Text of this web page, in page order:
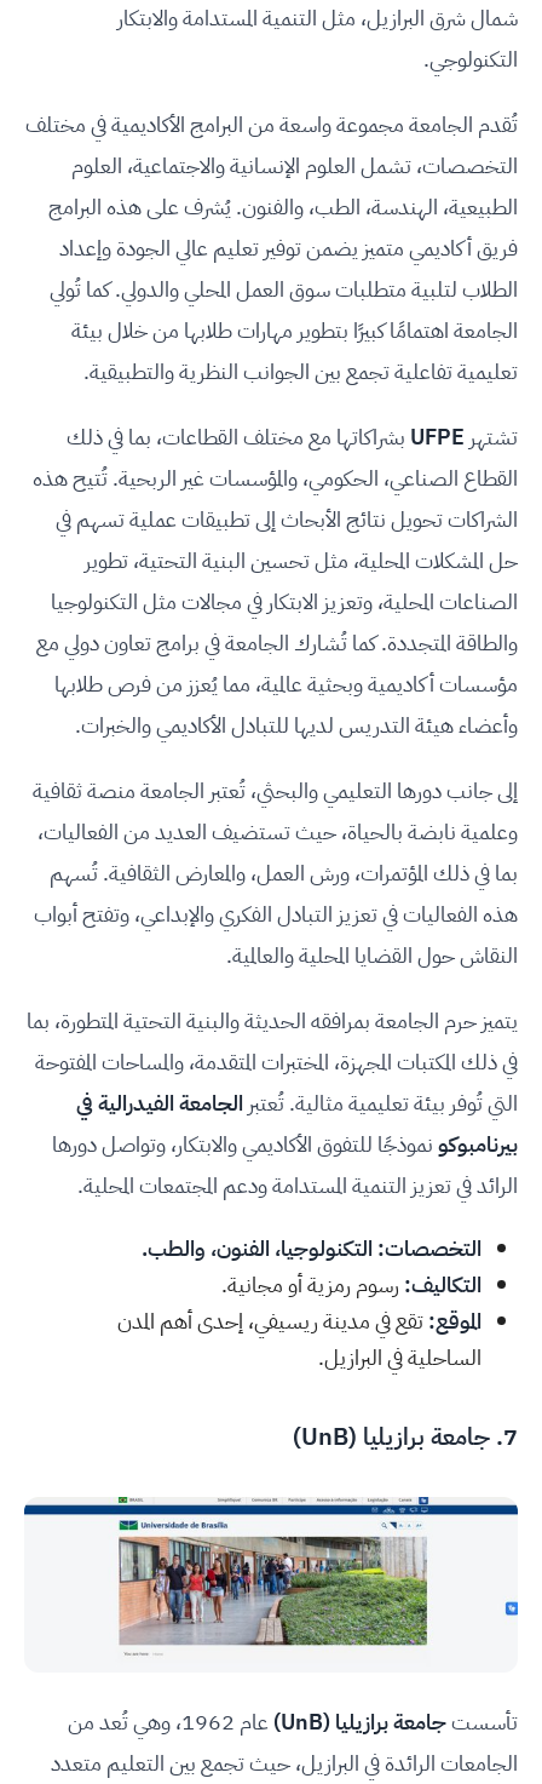
شمال شرق البرازيل، مثل التنمية المستدامة والابتكار
التكنولوجي.
تُقدم الجامعة مجموعة واسعة من البرامج الأكاديمية في مختلف
التخصصات، تشمل العلوم الإنسانية والاجتماعية، العلوم
الطبيعية، الهندسة، الطب، والفنون. يُشرف على هذه البرامج
فريق أكاديمي متميز يضمن توفير تعليم عالي الجودة وإعداد
الطلاب لتلبية متطلبات سوق العمل المحلي والدولي. كما تُولي
الجامعة اهتمامًا كبيرًا بتطوير مهارات طلابها من خلال بيئة
تعليمية تفاعلية تجمع بين الجوانب النظرية والتطبيقية.
تشتهر UFPE بشراكاتها مع مختلف القطاعات، بما في ذلك
القطاع الصناعي، الحكومي، والمؤسسات غير الربحية. تُتيح هذه
الشراكات تحويل نتائج الأبحاث إلى تطبيقات عملية تسهم في
حل المشكلات المحلية، مثل تحسين البنية التحتية، تطوير
الصناعات المحلية، وتعزيز الابتكار في مجالات مثل التكنولوجيا
والطاقة المتجددة. كما تُشارك الجامعة في برامج تعاون دولي مع
مؤسسات أكاديمية وبحثية عالمية، مما يُعزز من فرص طلابها
وأعضاء هيئة التدريس لديها للتبادل الأكاديمي والخبرات.
إلى جانب دورها التعليمي والبحثي، تُعتبر الجامعة منصة ثقافية
وعلمية نابضة بالحياة، حيث تستضيف العديد من الفعاليات،
بما في ذلك المؤتمرات، ورش العمل، والمعارض الثقافية. تُسهم
هذه الفعاليات في تعزيز التبادل الفكري والإبداعي، وتفتح أبواب
النقاش حول القضايا المحلية والعالمية.
يتميز حرم الجامعة بمرافقه الحديثة والبنية التحتية المتطورة، بما
في ذلك المكتبات المجهزة، المختبرات المتقدمة، والمساحات المفتوحة
التي تُوفر بيئة تعليمية مثالية. تُعتبر الجامعة الفيدرالية في
بيرنامبوكونموذجًا للتفوق الأكاديمي والابتكار، وتواصل دورها
الرائد في تعزيز التنمية المستدامة ودعم المجتمعات المحلية.
التخصصات: التكنولوجيا، الفنون، والطب.
التكاليف: رسوم رمزية أو مجانية.
الموقع:تقع في مدينة ريسيفي، إحدى أهم المدن
الساحلية في البرازيل.
7. جامعة برازيليا (UnB)
تأسستجامعة برازيليا (UnB)
عام 1962، وهي تُعد من
الجامعات الرائدة في البرازيل، حيث تجمع بين التعليم متعدد